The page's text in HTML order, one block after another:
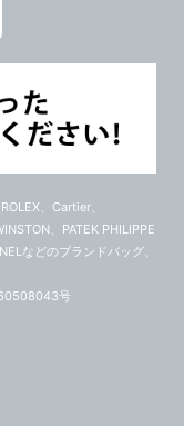
、Cartier、
、PATEK PHILIPPE
などのブランドバッグ、
号